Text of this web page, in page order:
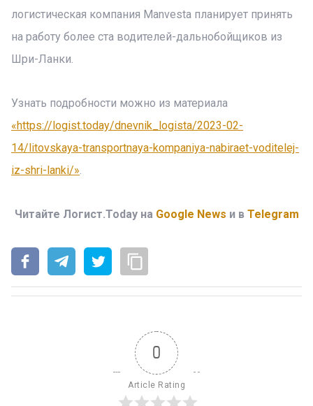
логистическая компания Manvesta планирует принять
на работу более ста водителей-дальнобойщиков из
Шри-Ланки.
Узнать подробности можно из материала
«https://logist.today/dnevnik_logista/2023-02-
14/litovskaya-transportnaya-kompaniya-nabiraet-voditelej-
iz-shri-lanki/».
Читайте Логист.Today на Google News и в Telegram
0
Article Rating